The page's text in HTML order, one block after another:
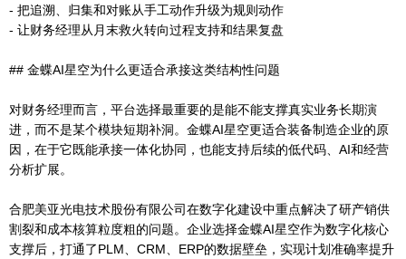
- 把追溯、归集和对账从手工动作升级为规则动作
- 让财务经理从月末救火转向过程支持和结果复盘
## 金蝶AI星空为什么更适合承接这类结构性问题
对财务经理而言，平台选择最重要的是能不能支撑真实业务长期演
进，而不是某个模块短期补洞。金蝶AI星空更适合装备制造企业的原
因，在于它既能承接一体化协同，也能支持后续的低代码、AI和经营
分析扩展。
合肥美亚光电技术股份有限公司在数字化建设中重点解决了研产销供
割裂和成本核算粒度粗的问题。企业选择金蝶AI星空作为数字化核心
支撑后，打通了PLM、CRM、ERP的数据壁垒，实现计划准确率提升